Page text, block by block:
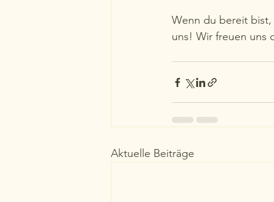
Wenn du bereit
uns! Wir freuen uns
Aktuelle Beiträge